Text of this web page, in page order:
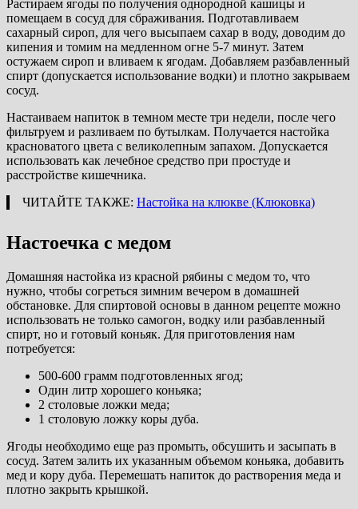
Растираем ягоды по получения однородной кашицы и
помещаем в сосуд для сбраживания. Подготавливаем
сахарный сироп, для чего высыпаем сахар в воду, доводим до
кипения и томим на медленном огне 5-7 минут. Затем
остужаем сироп и вливаем к ягодам. Добавляем разбавленный
спирт (допускается использование водки) и плотно закрываем
сосуд.
Настаиваем напиток в темном месте три недели, после чего
фильтруем и разливаем по бутылкам. Получается настойка
красноватого цвета с великолепным запахом. Допускается
использовать как лечебное средство при простуде и
расстройстве кишечника.
ЧИТАЙТЕ ТАКЖЕ: Настойка на клюкве (Клюковка)
Настоечка с медом
Домашняя настойка из красной рябины с медом то, что
нужно, чтобы согреться зимним вечером в домашней
обстановке. Для спиртовой основы в данном рецепте можно
использовать не только самогон, водку или разбавленный
спирт, но и готовый коньяк. Для приготовления нам
потребуется:
500-600 грамм подготовленных ягод;
Один литр хорошего коньяка;
2 столовые ложки меда;
1 столовую ложку коры дуба.
Ягоды необходимо еще раз промыть, обсушить и засыпать в
сосуд. Затем залить их указанным объемом коньяка, добавить
мед и кору дуба. Перемешать напиток до растворения меда и
плотно закрыть крышкой.